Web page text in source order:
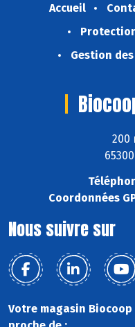
Accueil
Gestion
200
Coordonnées
Nous suivre sur
Votre magasin